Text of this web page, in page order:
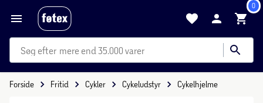
0
mere end 35.000 varer
Forside Fritid Cykler Cykeludstyr Cykelhjelme